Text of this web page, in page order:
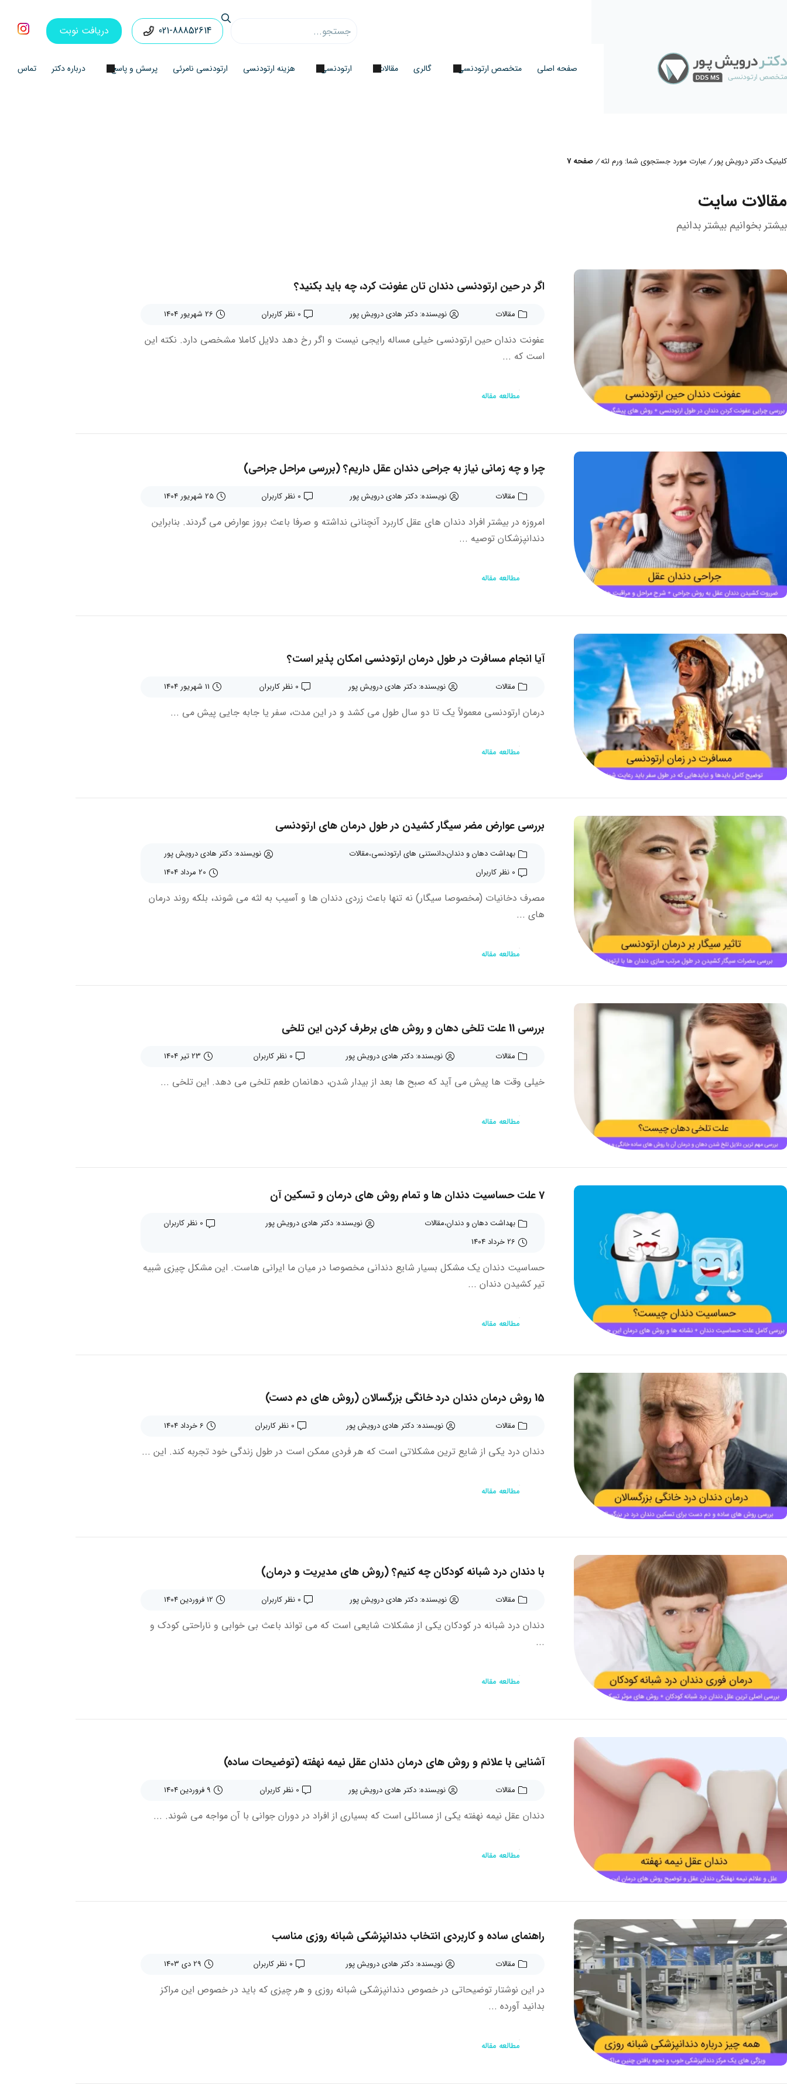
021-88852614 دریافت نوبت
صفحه اصلی متخصص ارتودنسی گالری مقالات ارتودنسی هزینه ارتودنسی ارتودنسی نامرئی پرسش و پاسخ درباره دکتر تماس
کلینیک دکتر درویش پور /عبارت مورد جستجوی شما: ورم لثه/صفحه 7
مقالات سایت
بیشتر بخوانیم بیشتر بدانیم
اگر در حین ارتودنسی دندان تان عفونت کرد، چه باید بکنید؟
مقالات نویسنده: دکتر هادی درویش پور 0 نظر کاربران 26 شهریور 1404
عفونت دندان حین ارتودنسی خیلی مساله رایجی نیست و اگر رخ دهد دلایل کاملا مشخصی دارد. نکته این
است که ...
مطالعه مقاله
چرا و چه زمانی نیاز به جراحی دندان عقل داریم؟ (بررسی مراحل جراحی)
مقالات نویسنده: دکتر هادی درویش پور 0 نظر کاربران 25 شهریور 1404
امروزه در بیشتر افراد دندان های عقل کاربرد آنچنانی نداشته و صرفا باعث بروز عوارض می گردند. بنابراین
دندانپزشکان توصیه ...
مطالعه مقاله
آیا انجام مسافرت در طول درمان ارتودنسی امکان پذیر است؟
مقالات نویسنده: دکتر هادی درویش پور 0 نظر کاربران 11 شهریور 1404
درمان ارتودنسی معمولاً یک تا دو سال طول می کشد و در این مدت، سفر یا جابه جایی پیش می ...
مطالعه مقاله
بررسی عوارض مضر سیگار کشیدن در طول درمان های ارتودنسی
بهداشت دهان و دنداندانستنی های ارتودنسی مقالات
نویسنده: دکتر هادی درویش پور
0 نظر کاربران
20 مرداد 1404
مصرف دخانیات (مخصوصا سیگار) نه تنها باعث زردی دندان‌ ها و آسیب به لثه می‌ شوند، بلکه روند درمان‌
های ...
مطالعه مقاله
بررسی 11 علت تلخی دهان و روش های برطرف کردن این تلخی
مقالات نویسنده: دکتر هادی درویش پور 0 نظر کاربران 23 تیر 1404
خیلی وقت ها پیش می آید که صبح ها بعد از بیدار شدن، دهانمان طعم تلخی می دهد. این تلخی ...
مطالعه مقاله
7 علت حساسیت دندان ها و تمام روش های درمان و تسکین آن
بهداشت دهان و دندان مقالات نویسنده: دکتر هادی درویش پور
0 نظر کاربران
26 خرداد 1404
حساسیت دندان یک مشکل بسیار شایع دندانی مخصوصا در میان ما ایرانی هاست. این مشکل چیزی شبیه
تیر کشیدن دندان ...
مطالعه مقاله
15 روش درمان دندان درد خانگی بزرگسالان (روش های دم دست)
مقالات نویسنده: دکتر هادی درویش پور 0 نظر کاربران 6 خرداد 1404
دندان درد یکی از شایع ترین مشکلاتی است که هر فردی ممکن است در طول زندگی خود تجربه کند. این ...
مطالعه مقاله
با دندان درد شبانه کودکان چه کنیم؟ (روش های مدیریت و درمان)
مقالات نویسنده: دکتر هادی درویش پور 0 نظر کاربران 12 فروردین 1404
دندان درد شبانه در کودکان یکی از مشکلات شایعی است که می تواند باعث بی خوابی و ناراحتی کودک و
...
مطالعه مقاله
آشنایی با علائم و روش های درمان دندان عقل نیمه نهفته (توضیحات ساده)
مقالات نویسنده: دکتر هادی درویش پور 0 نظر کاربران 9 فروردین 1404
دندان عقل نیمه نهفته یکی از مسائلی است که بسیاری از افراد در دوران جوانی با آن مواجه می شوند. ...
مطالعه مقاله
راهنمای ساده و کاربردی انتخاب دندانپزشکی شبانه روزی مناسب
مقالات نویسنده: دکتر هادی درویش پور 0 نظر کاربران 29 دی 1403
در این نوشتار توضیحاتی در خصوص دندانپزشکی شبانه روزی و هر چیزی که باید در خصوص این مراکز
بدانید آورده ...
مطالعه مقاله